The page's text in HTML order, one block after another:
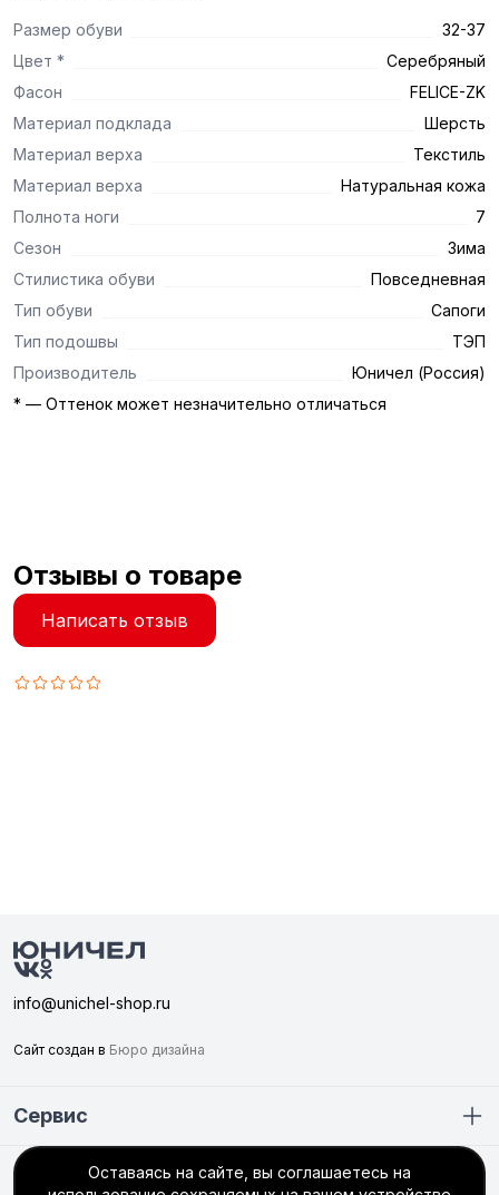
Размер обуви
32-37
Цвет *
Серебряный
Фасон
FELICE-ZK
Материал подклада
Шерсть
Материал верха
Текстиль
Материал верха
Натуральная кожа
Полнота ноги
7
Сезон
Зима
Стилистика обуви
Повседневная
Тип обуви
Сапоги
Тип подошвы
ТЭП
Производитель
Юничел (Россия)
* — Оттенок может незначительно отличаться
Отзывы о товаре
Написать отзыв
info@unichel-shop.ru
Сайт создан в Бюро дизайна
Сервис
ПокупателюОставаясь на сайте, вы соглашаетесь на